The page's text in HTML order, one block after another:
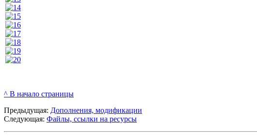
^ В начало страницы
Предыдущая: Дополнения, модификации
Следующая: Файлы, ссылки на ресурсы